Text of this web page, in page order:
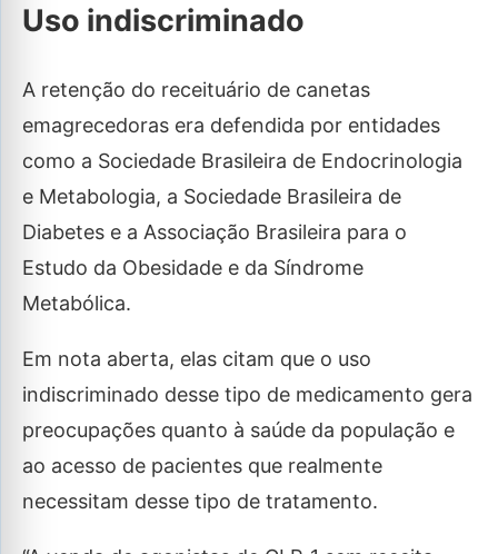
Uso indiscriminado
A retenção do receituário de canetas
emagrecedoras era defendida por entidades
como a Sociedade Brasileira de Endocrinologia
e Metabologia, a Sociedade Brasileira de
Diabetes e a Associação Brasileira para o
Estudo da Obesidade e da Síndrome
Metabólica.
Em nota aberta, elas citam que o uso
indiscriminado desse tipo de medicamento gera
preocupações quanto à saúde da população e
ao acesso de pacientes que realmente
necessitam desse tipo de tratamento.